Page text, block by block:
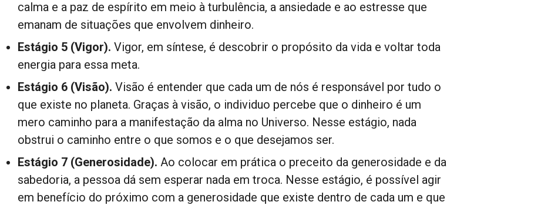
calma e a paz de espírito em meio à turbulência, a ansiedade e ao estresse que
emanam de situações que envolvem dinheiro.
Estágio 5 (Vigor). Vigor, em síntese, é descobrir o propósito da vida e voltar toda
energia para essa meta.
Estágio 6 (Visão). Visão é entender que cada um de nós é responsável por tudo o
que existe no planeta. Graças à visão, o individuo percebe que o dinheiro é um
mero caminho para a manifestação da alma no Universo. Nesse estágio, nada
obstrui o caminho entre o que somos e o que desejamos ser.
Estágio 7 (Generosidade). Ao colocar em prática o preceito da generosidade e da
sabedoria, a pessoa dá sem esperar nada em troca. Nesse estágio, é possível agir
em benefício do próximo com a generosidade que existe dentro de cada um e que